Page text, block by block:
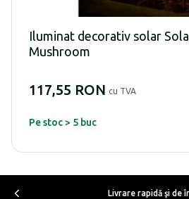
Iluminat decorativ solar
Mushroom
117,55 RON cu TVA
Pe stoc > 5 buc
Livrare rapidă şi de